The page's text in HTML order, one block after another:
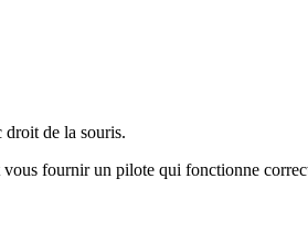
de la souris.
fournir un pilote qui fonctionne